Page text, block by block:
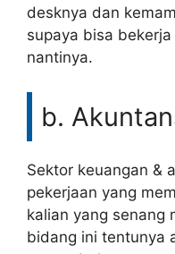
desknya dan
supaya bisa
nantinya.
b.
Sektor keuangan &
pekerjaan yang
kalian yang senang
bidang ini tentunya